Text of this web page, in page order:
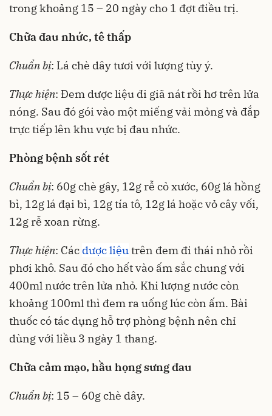
trong khoảng 15 – 20 ngày cho 1 đợt điều trị.
Chữa đau nhức, tê thấp
Chuẩn bị: Lá chè dây tươi với lượng tùy ý.
Thực hiện: Đem dược liệu đi giã nát rồi hơ trên lửa
nóng. Sau đó gói vào một miếng vải mỏng và đắp
trực tiếp lên khu vực bị đau nhức.
Phòng bệnh sốt rét
Chuẩn bị: 60g chè gây, 12g rễ cỏ xước, 60g lá hồng
bì, 12g lá đại bì, 12g tía tô, 12g lá hoặc vỏ cây vối,
12g rễ xoan rừng.
Thực hiện: Các dược liệutrên đem đi thái nhỏ rồi
phơi khô. Sau đó cho hết vào ấm sắc chung với
400ml nước trên lửa nhỏ. Khi lượng nước còn
khoảng 100ml thì đem ra uống lúc còn ấm. Bài
thuốc có tác dụng hỗ trợ phòng bệnh nên chỉ
dùng với liều 3 ngày 1 thang.
Chữa cảm mạo, hầu họng sưng đau
Chuẩn bị: 15 – 60g chè dây.